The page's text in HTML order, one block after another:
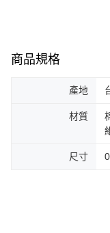
商品規格
產地
材質
尺寸